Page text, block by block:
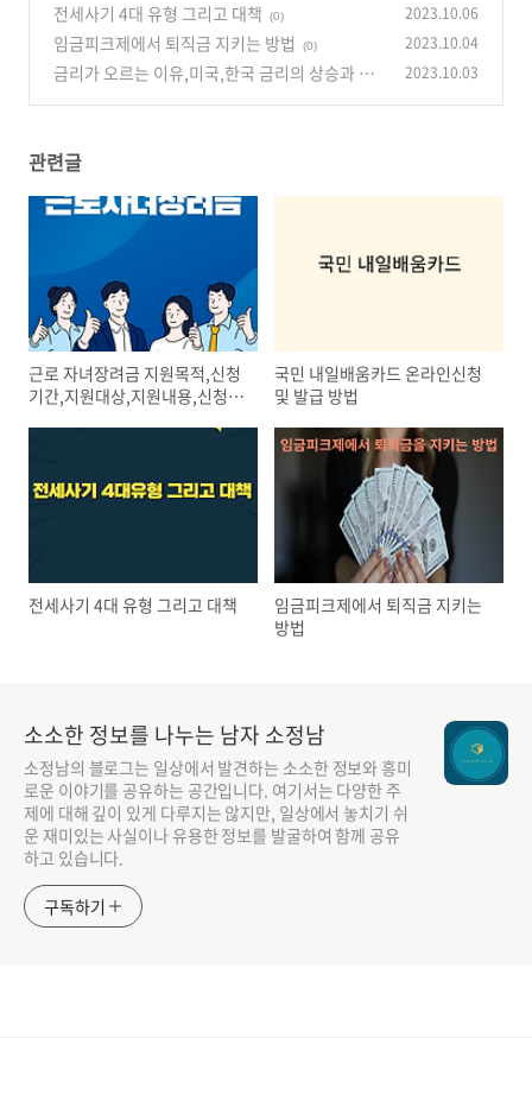
전세사기 4대 유형 그리고 대책 (0) 2023.10.06
임금피크제에서 퇴직금 지키는 방법 (0) 2023.10.04
금리가 오르는 이유,미국,한국 금리의 상승과 평
2023.10.03
관련글
근로 자녀장려금 지원목적,신청
기간,지원대상,지원내용,신청방
국민 내일배움카드 온라인신청
및 발급 방법
전세사기 4대 유형 그리고 대책
임금피크제에서 퇴직금 지키는
방법
소소한 정보를 나누는 남자 소정남
소정남의 블로그는 일상에서 발견하는 소소한 정보와 흥미
로운 이야기를 공유하는 공간입니다. 여기서는 다양한 주
제에 대해 깊이 있게 다루지는 않지만, 일상에서 놓치기 쉬
운 재미있는 사실이나 유용한 정보를 발굴하여 함께 공유
하고 있습니다.
구독하기